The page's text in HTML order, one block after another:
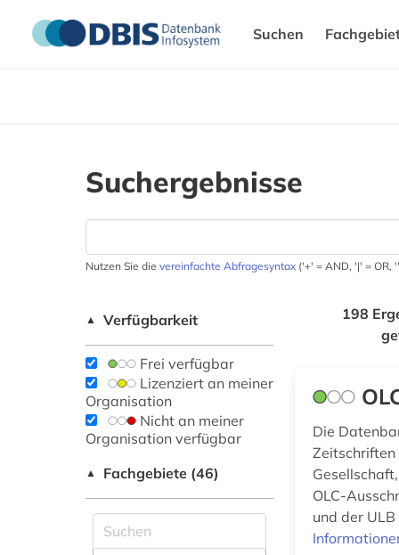
Suchen
Suchergebnisse
Nutzen Sie die vereinfachte Abfragesyntax ('+' = AND, '|' = OR,
▲ Verfügbarkeit
Frei verfügbar
Lizenziert an meiner
Organisation
Nicht an meiner
Organisation verfügbar
▲ Fachgebiete (46)
198
Die
Zeitschriften
OLC-
und der